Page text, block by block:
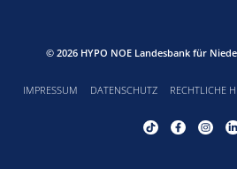
© 2026 HYPO NOE Landesbank für
IMPRESSUM DATENSCHUTZ RECHTLICHE
Tiktok Profil von
Facebook